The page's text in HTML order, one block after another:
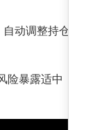
动调整持仓比例。
暴露适中；夏普